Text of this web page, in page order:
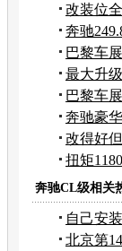
价
改装位
件出炉
奔驰
车
巴黎车
图发布
最大升
布
巴黎车
级
奔驰豪
万元
改得好
AMG
扭矩
身
奔驰CL级相关
自己安
丝 改装
北京第